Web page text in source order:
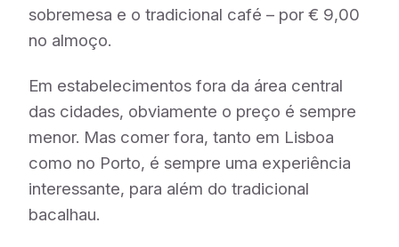
sobremesa e o tradicional café – por € 9,00
no almoço.
Em estabelecimentos fora da área central
das cidades, obviamente o preço é sempre
menor. Mas comer fora, tanto em Lisboa
como no Porto, é sempre uma experiência
interessante, para além do tradicional
bacalhau.